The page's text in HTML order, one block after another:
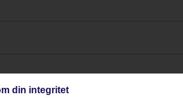
din integritet